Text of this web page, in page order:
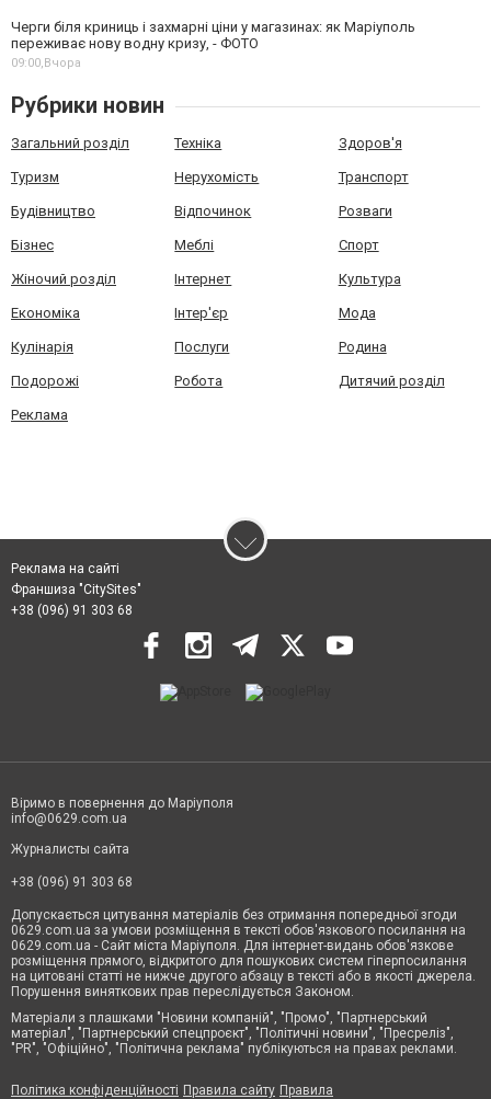
Черги біля криниць і захмарні ціни у магазинах: як Маріуполь
переживає нову водну кризу, - ФОТО
09:00,Вчора
Рубрики новин
Загальний розділ Техніка Здоров'я
Туризм Нерухомість Транспорт
Будівництво Відпочинок Розваги
Бізнес Меблі Спорт
Жіночий розділ Інтернет Культура
Економіка Інтер'єр Мода
Кулінарія Послуги Родина
Подорожі Робота Дитячий розділ
Реклама
Реклама на сайті
Франшиза "CitySites"
+38 (096) 91 303 68
Віримо в повернення до Маріуполя
info@0629.com.ua
Журналисты сайта
+38 (096) 91 303 68
Допускається цитування матеріалів без отримання попередньої згоди
0629.com.ua за умови розміщення в тексті обов'язкового посилання на
0629.com.ua - Сайт міста Маріуполя. Для інтернет-видань обов'язкове
розміщення прямого, відкритого для пошукових систем гіперпосилання
на цитовані статті не нижче другого абзацу в тексті або в якості джерела.
Порушення виняткових прав переслідується Законом.
Матеріали з плашками "Новини компаній", "Промо", "Партнерський
матеріал", "Партнерський спецпроєкт", "Політичні новини", "Пресреліз",
"PR", "Офіційно", "Політична реклама" публікуються на правах реклами.
Політика конфіденційності Правила сайту Правила